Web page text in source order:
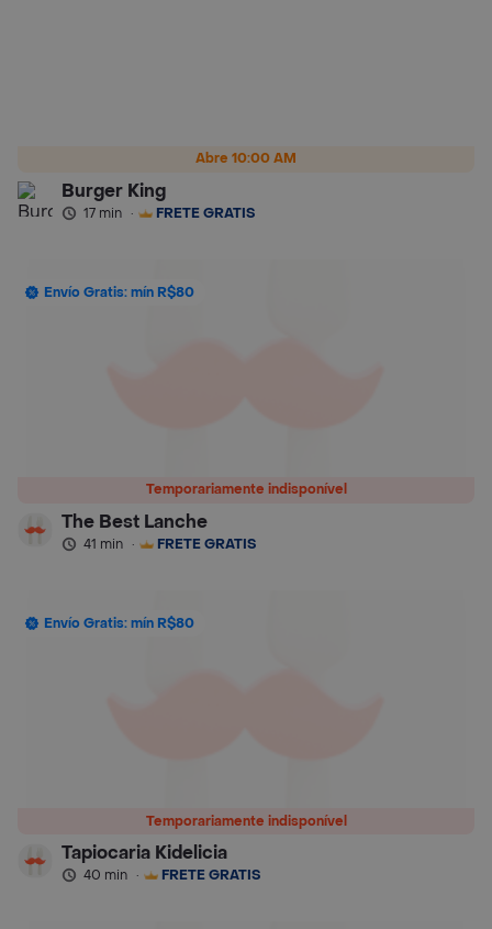
Abre 10:00 AM
Burger Kingㅤㅤ
17 min · FRETE GRÁTIS
Temporariamente indisponível
Envío Gratis: mín R$80
The Best Lanche
41 min · FRETE GRÁTIS
Temporariamente indisponível
Envío Gratis: mín R$80
Tapiocaria Kidelicia
40 min · FRETE GRÁTIS